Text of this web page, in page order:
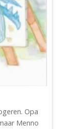
Opa
Menno